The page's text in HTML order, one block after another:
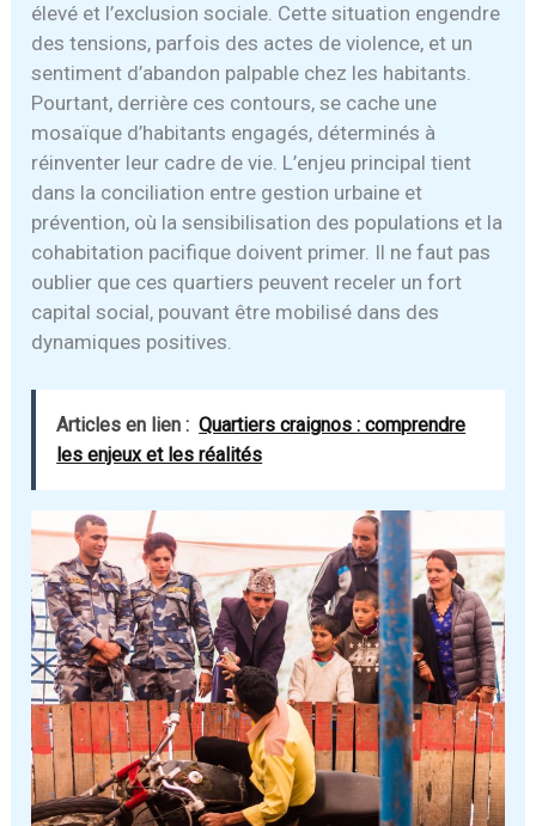
élevé et l’exclusion sociale. Cette situation engendre
des tensions, parfois des actes de violence, et un
sentiment d’abandon palpable chez les habitants.
Pourtant, derrière ces contours, se cache une
mosaïque d’habitants engagés, déterminés à
réinventer leur cadre de vie. L’enjeu principal tient
dans la conciliation entre gestion urbaine et
prévention, où la sensibilisation des populations et la
cohabitation pacifique doivent primer. Il ne faut pas
oublier que ces quartiers peuvent receler un fort
capital social, pouvant être mobilisé dans des
dynamiques positives.
Articles en lien : Quartiers craignos : comprendre
les enjeux et les réalités